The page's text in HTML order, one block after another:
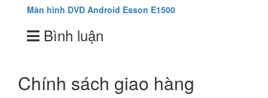
Màn hình DVD Android Esson E1500
Bình luận
Chính sách giao hàng